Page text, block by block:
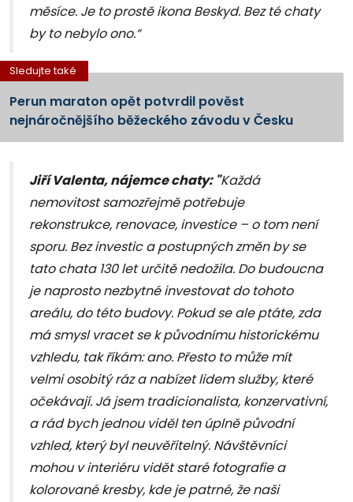
měsíce. Je to prostě ikona Beskyd. Bez té chaty
by to nebylo ono.“
Sledujte také
Perun maraton opět potvrdil pověst
nejnáročnějšího běžeckého závodu v Česku
Jiří Valenta, nájemce chaty: "Každá
nemovitost samozřejmě potřebuje
rekonstrukce, renovace, investice – o tom není
sporu. Bez investic a postupných změn by se
tato chata 130 let určitě nedožila. Do budoucna
je naprosto nezbytné investovat do tohoto
areálu, do této budovy. Pokud se ale ptáte, zda
má smysl vracet se k původnímu historickému
vzhledu, tak říkám: ano. Přesto to může mít
velmi osobitý ráz a nabízet lidem služby, které
očekávají. Já jsem tradicionalista, konzervativní,
a rád bych jednou viděl ten úplně původní
vzhled, který byl neuvěřitelný. Návštěvníci
mohou v interiéru vidět staré fotografie a
kolorované kresby, kde je patrné, že naši